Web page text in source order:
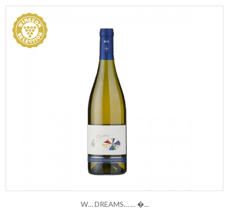
W… DREAMS… … �...